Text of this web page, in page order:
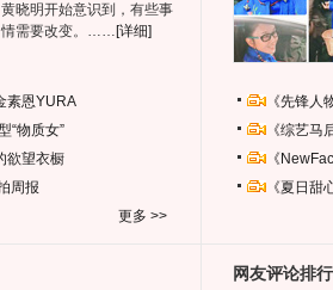
黄晓明开始意识到，有些事
情需要改变。…… [详细]
素恩YURA
“物质女”
欲望衣橱
周报
更多 >>
《先锋
《综艺
《
《夏日
网友评论排行